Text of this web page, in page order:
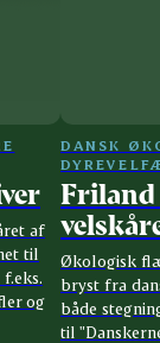
af
til
og
DANSK
Økologisk
bryst fra
både
til